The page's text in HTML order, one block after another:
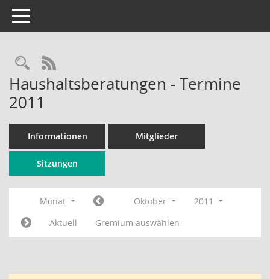
Toggle navigation
Rechercheauswahl
RSS-Feed
Haushaltsberatungen - Termine
2011
Informationen Mitglieder
Sitzungen
Monat Oktober
2011
Aktuell
Gremium auswählen